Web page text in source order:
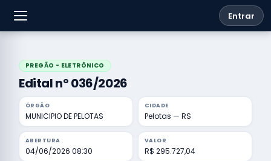
Entrar
PREGÃO - ELETRÔNICO
Edital nº 036/2026
ÓRGÃO
MUNICIPIO DE PELOTAS
CIDADE
Pelotas — RS
ABERTURA
04/06/2026 08:30
VALOR
R$ 295.727,04